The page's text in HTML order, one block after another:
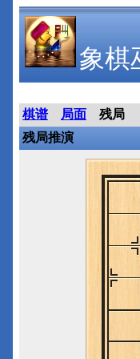
象棋
棋谱 局面
残局
残局推演